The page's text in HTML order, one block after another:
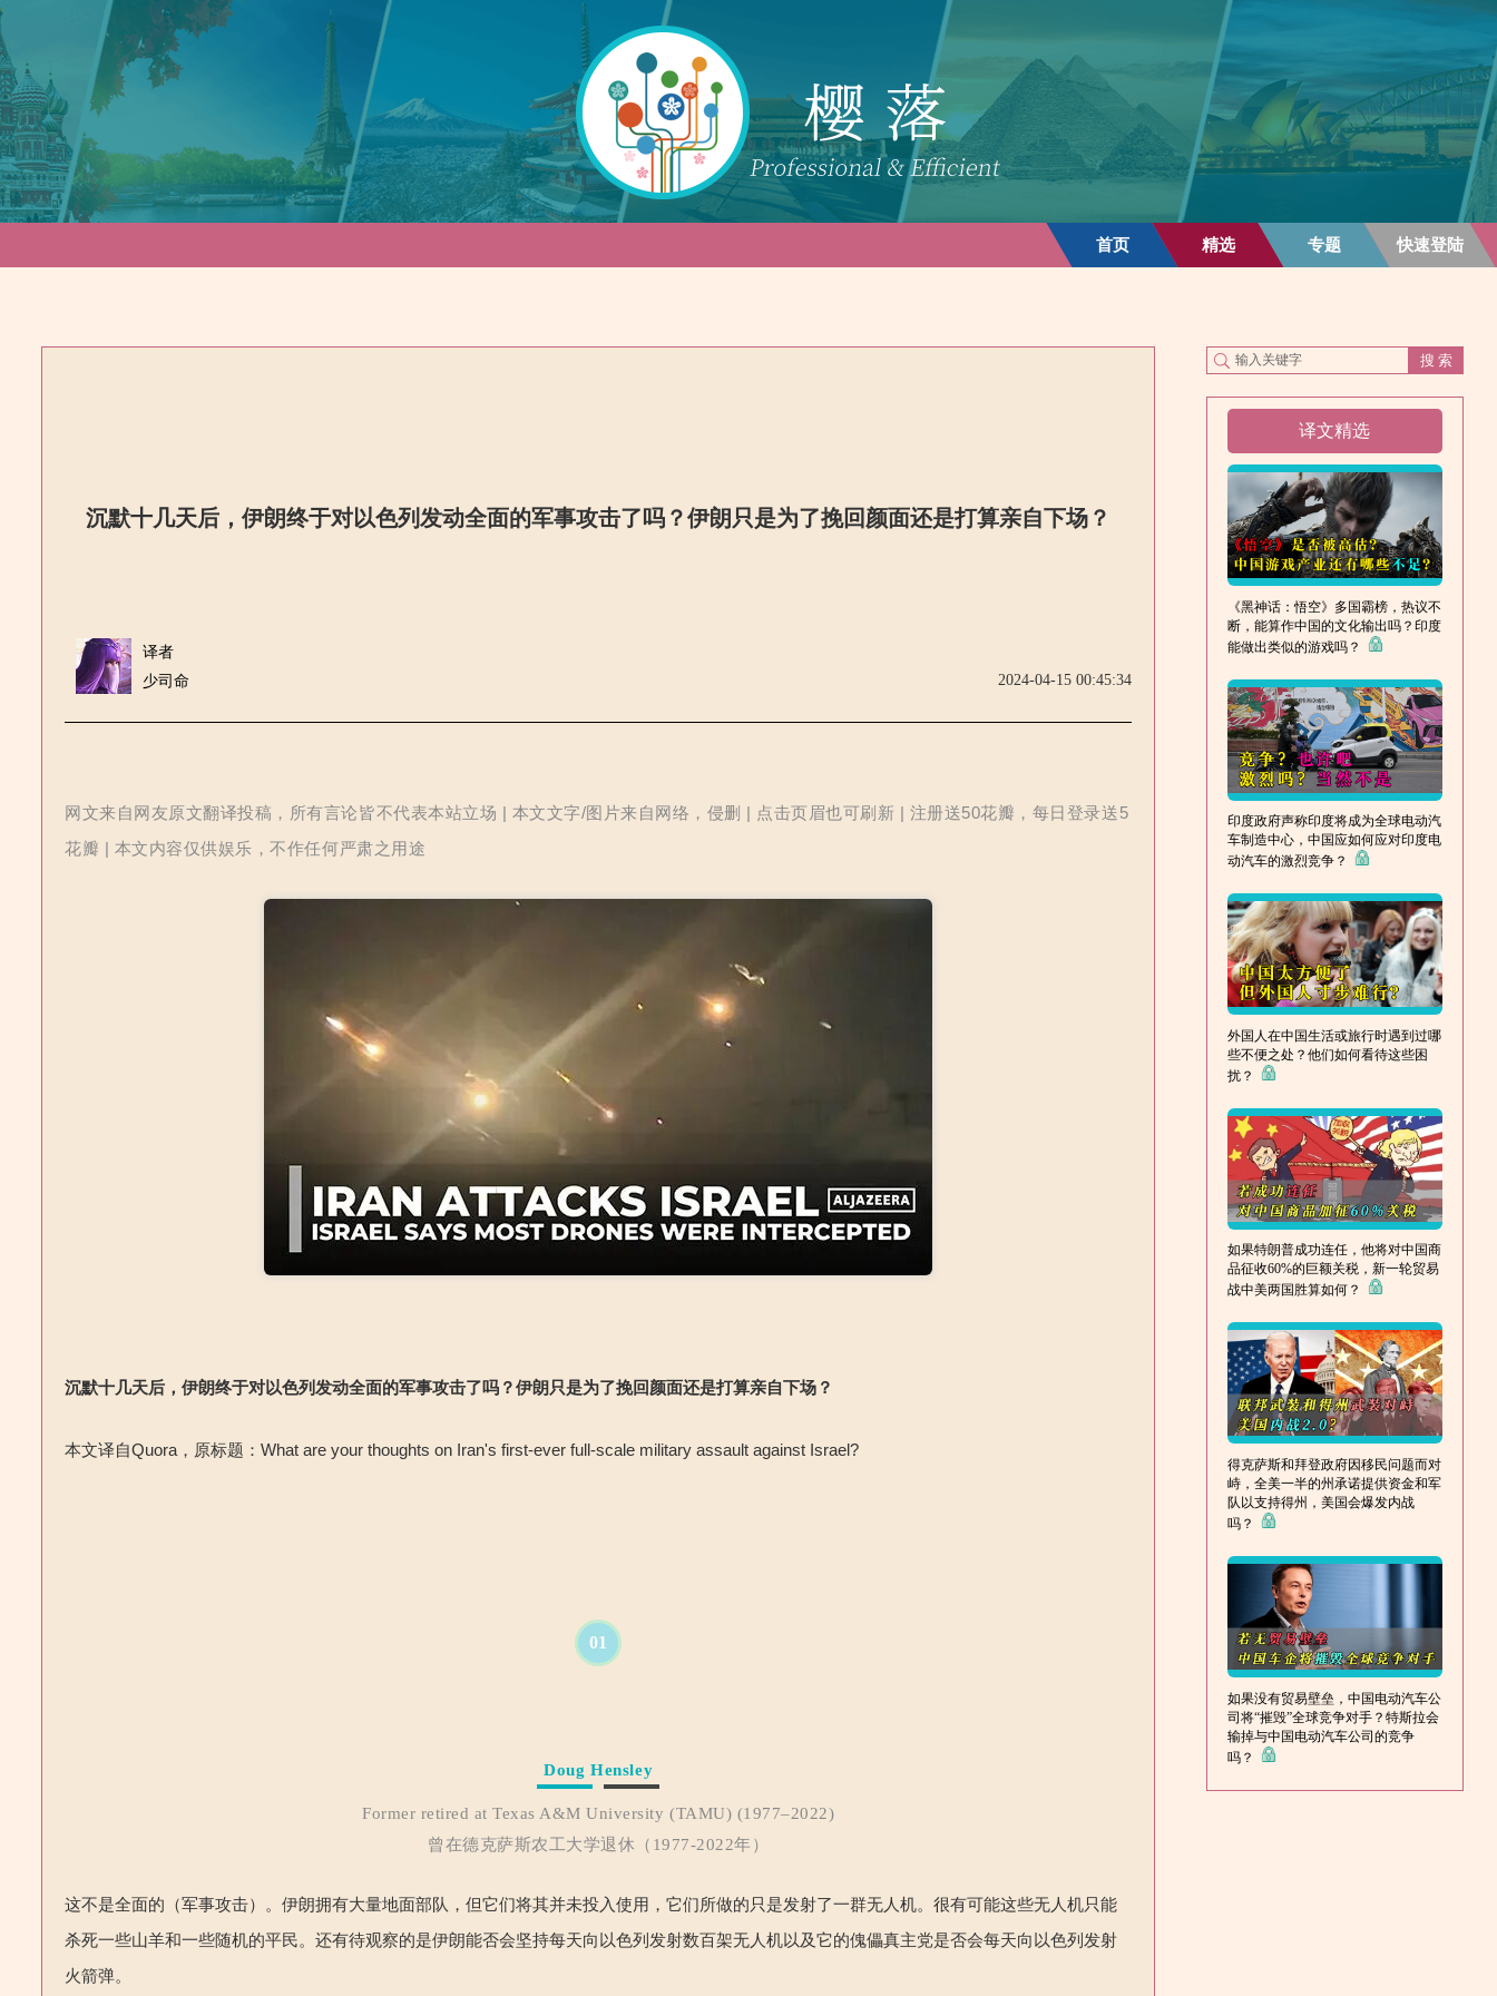
首页 精选 专题 快速登陆
沉默十几天后，伊朗终于对以色列发动全面的军事攻击了吗？伊朗只是为了挽回颜面还是打算亲自下场？
译者
少司命
2024-04-15 00:45:34
网文来自网友原文翻译投稿，所有言论皆不代表本站立场 | 本文文字/图片来自网络，侵删 | 点击页眉也可刷新 | 注册送50花瓣，每日登录送5
花瓣 | 本文内容仅供娱乐，不作任何严肃之用途
沉默十几天后，伊朗终于对以色列发动全面的军事攻击了吗？伊朗只是为了挽回颜面还是打算亲自下场？
本文译自Quora ，原标题：What are your thoughts on Iran's first-ever full-scale military assault against Israel?
01
Doug Hensley
Former retired at Texas A&M University (TAMU) (1977–2022)
曾在德克萨斯农工大学退休（1977-2022年）
这不是全面的（军事攻击）。伊朗拥有大量地面部队，但它们将其并未投入使用，它们所做的只是发射了一群无人机。很有可能这些无人机只能
杀死一些山羊和一些随机的平民。还有待观察的是伊朗能否会坚持每天向以色列发射数百架无人机以及它的傀儡真主党是否会每天向以色列发射
火箭弹。
译文精选
《黑神话：悟空》多国霸榜，热议不
断，能算作中国的文化输出吗？印度
能做出类似的游戏吗？
印度政府声称印度将成为全球电动汽
车制造中心，中国应如何应对印度电
动汽车的激烈竞争？
外国人在中国生活或旅行时遇到过哪
些不便之处？他们如何看待这些困
扰？
如果特朗普成功连任，他将对中国商
品征收60%的巨额关税，新一轮贸易
战中美两国胜算如何？
得克萨斯和拜登政府因移民问题而对
峙，全美一半的州承诺提供资金和军
队以支持得州，美国会爆发内战
吗？
如果没有贸易壁垒，中国电动汽车公
司将“摧毁”全球竞争对手？特斯拉会
输掉与中国电动汽车公司的竞争
吗？